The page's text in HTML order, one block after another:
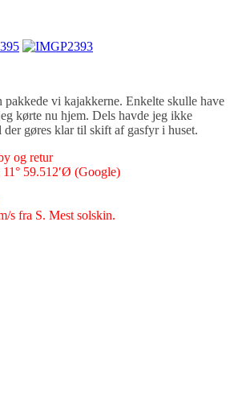
vi kajakkerne. Enkelte skulle have
kørte nu hjem. Dels havde jeg ikke
der gøres klar til skift af gasfyr i huset.
og retur
59.512′Ø (Google)
s fra S. Mest solskin.